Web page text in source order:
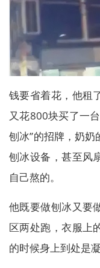
钱要省着花，他租
又花800块买了一
刨冰”的招牌，奶
刨冰设备，甚至风
自己熬的。
他既要做刨冰又要
区两处跑，衣服上
的时候身上到处是